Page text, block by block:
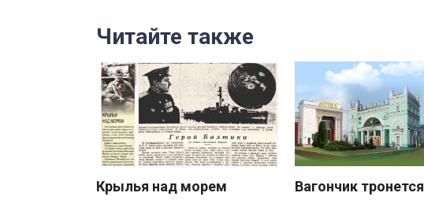
Читайте также
Крылья над морем Вагончик тронется